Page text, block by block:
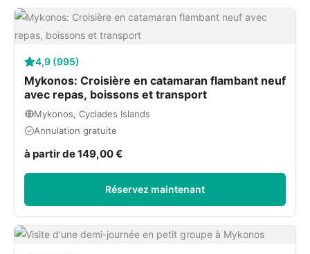
4,9 (995)
Mykonos: Croisière en catamaran flambant neuf
avec repas, boissons et transport
Mykonos, Cyclades Islands
Annulation gratuite
à partir de 149,00 €
Réservez maintenant